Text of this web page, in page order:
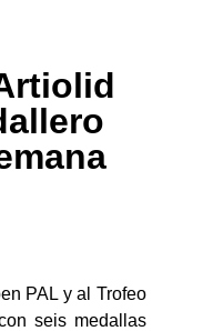
PAL y al Trofeo
seis medallas